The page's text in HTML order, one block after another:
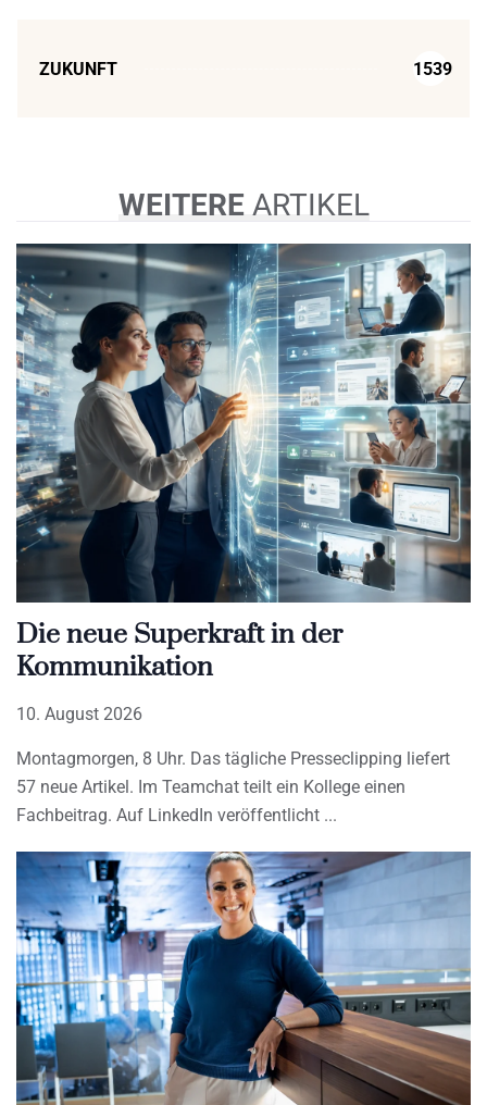
ZUKUNFT 1539
WEITEREARTIKEL
Die neue Superkraft in der
Kommunikation
10. August 2026
Montagmorgen, 8 Uhr. Das tägliche Presseclipping liefert
57 neue Artikel. Im Teamchat teilt ein Kollege einen
Fachbeitrag. Auf LinkedIn veröffentlicht